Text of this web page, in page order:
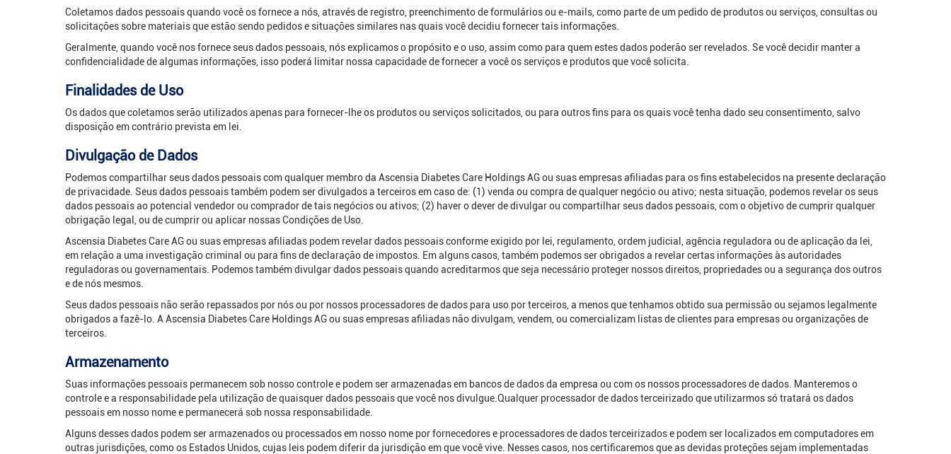
Coletamos dados pessoais quando você os fornece a nós, através de registro, preenchimento de formulários ou e-mails, como parte de um pedido de produtos ou serviços, consultas ou
solicitações sobre materiais que estão sendo pedidos e situações similares nas quais você decidiu fornecer tais informações.
Geralmente, quando você nos fornece seus dados pessoais, nós explicamos o propósito e o uso, assim como para quem estes dados poderão ser revelados. Se você decidir manter a
confidencialidade de algumas informações, isso poderá limitar nossa capacidade de fornecer a você os serviços e produtos que você solicita.
Finalidades de Uso
Os dados que coletamos serão utilizados apenas para fornecer-lhe os produtos ou serviços solicitados, ou para outros fins para os quais você tenha dado seu consentimento, salvo
disposição em contrário prevista em lei.
Divulgação de Dados
Podemos compartilhar seus dados pessoais com qualquer membro da Ascensia Diabetes Care Holdings AG ou suas empresas afiliadas para os fins estabelecidos na presente declaração
de privacidade. Seus dados pessoais também podem ser divulgados a terceiros em caso de: (1) venda ou compra de qualquer negócio ou ativo; nesta situação, podemos revelar os seus
dados pessoais ao potencial vendedor ou comprador de tais negócios ou ativos; (2) haver o dever de divulgar ou compartilhar seus dados pessoais, com o objetivo de cumprir qualquer
obrigação legal, ou de cumprir ou aplicar nossas Condições de Uso.
Ascensia Diabetes Care AG ou suas empresas afiliadas podem revelar dados pessoais conforme exigido por lei, regulamento, ordem judicial, agência reguladora ou de aplicação da lei,
em relação a uma investigação criminal ou para fins de declaração de impostos. Em alguns casos, também podemos ser obrigados a revelar certas informações às autoridades
reguladoras ou governamentais. Podemos também divulgar dados pessoais quando acreditarmos que seja necessário proteger nossos direitos, propriedades ou a segurança dos outros
e de nós mesmos.
Seus dados pessoais não serão repassados por nós ou por nossos processadores de dados para uso por terceiros, a menos que tenhamos obtido sua permissão ou sejamos legalmente
obrigados a fazê-lo. A Ascensia Diabetes Care Holdings AG ou suas empresas afiliadas não divulgam, vendem, ou comercializam listas de clientes para empresas ou organizações de
terceiros.
Armazenamento
Suas informações pessoais permanecem sob nosso controle e podem ser armazenadas em bancos de dados da empresa ou com os nossos processadores de dados. Manteremos o
controle e a responsabilidade pela utilização de quaisquer dados pessoais que você nos divulgue.Qualquer processador de dados terceirizado que utilizarmos só tratará os dados
pessoais em nosso nome e permanecerá sob nossa responsabilidade.
Alguns desses dados podem ser armazenados ou processados em nosso nome por fornecedores e processadores de dados terceirizados e podem ser localizados em computadores em
outras jurisdições, como os Estados Unidos, cujas leis podem diferir da jurisdição em que você vive. Nesses casos, nos certificaremos que as devidas proteções sejam implementadas